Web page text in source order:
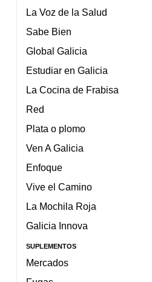
La Voz de la Salud
Sabe Bien
Global Galicia
Estudiar en Galicia
La Cocina de Frabisa
Red
Plata o plomo
Ven A Galicia
Enfoque
Vive el Camino
La Mochila Roja
Galicia Innova
SUPLEMENTOS
Mercados